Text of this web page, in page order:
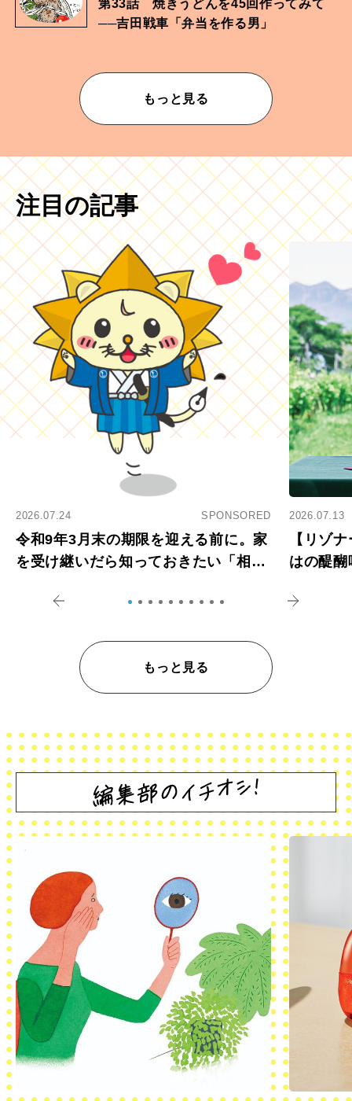
第33話 焼きうどんを45回作ってみて
──吉田戦車「弁当を作る男」
もっと見る
注目の記事
2026.07.24 SPONSORED
令和9年3月末の期限を迎える前に。家
を受け継いだら知っておきたい「相続
2026.07.13
【リゾ
はの醍
もっと見る